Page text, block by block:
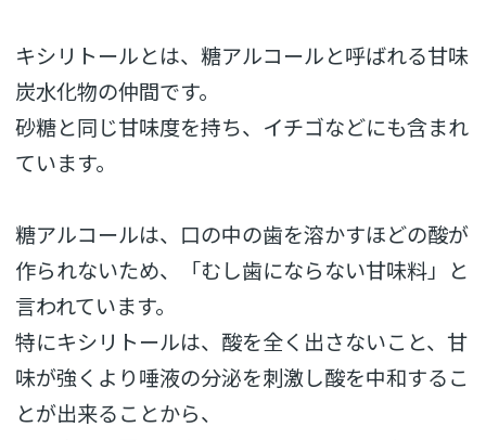
キシリトールとは、糖アルコールと呼ばれる甘味
炭水化物の仲間です。
砂糖と同じ甘味度を持ち、イチゴなどにも含まれ
ています。
糖アルコールは、口の中の歯を溶かすほどの酸が
作られないため、「むし歯にならない甘味料」と
言われています。
特にキシリトールは、酸を全く出さないこと、甘
味が強くより唾液の分泌を刺激し酸を中和するこ
とが出来ることから、